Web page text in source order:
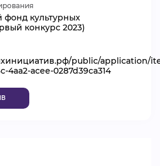
фонд культурных
конкурс 2023)
public/application/
4aa2-acee-0287d39ca314